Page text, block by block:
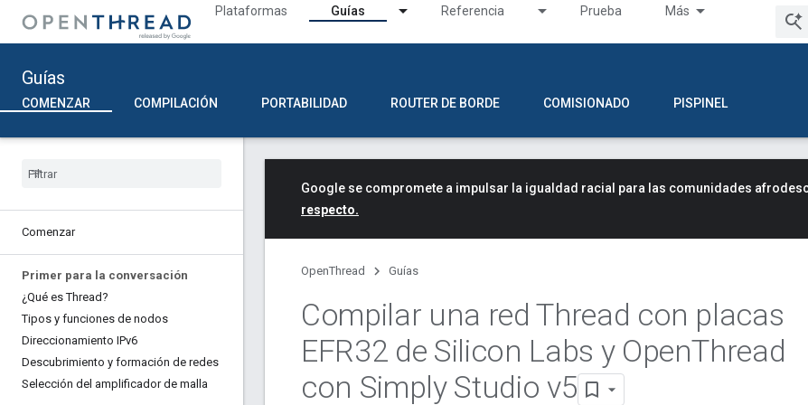
Plataformas Guías Referencia Prueba Más
Guías
COMENZAR COMPILACIÓN PORTABILIDAD ROUTER DE BORDE COMISIONADO PISPINEL
Comenzar
Primer para la conversación
¿Qué es Thread?
Tipos y funciones de nodos
Direccionamiento IPv6
Descubrimiento y formación de redes
Selección del amplificador de malla
Google se compromete a impulsar la igualdad racial para las comunidades
respecto.
OpenThread Guías
Compilar una red Thread con placas
EFR32 de Silicon Labs y OpenThread
con Simply Studio v5